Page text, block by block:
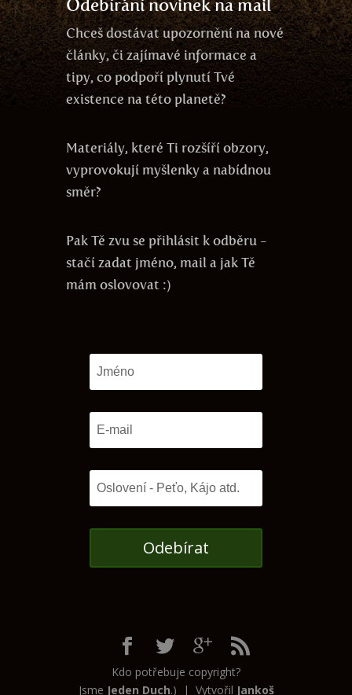
Odebírání novinek na mail
Chceš dostávat upozornění na nové
články, či zajímavé informace a
tipy, co podpoří plynutí Tvé
existence na této planetě?
Materiály, které Ti rozšíří obzory,
vyprovokují myšlenky a nabídnou
směr?
Pak Tě zvu se přihlásit k odběru -
stačí zadat jméno, mail a jak Tě
mám oslovovat :)
Odebírat
Kdo potřebuje copyright?
Jsme Jeden Duch.) | Vytvořil Jankoš